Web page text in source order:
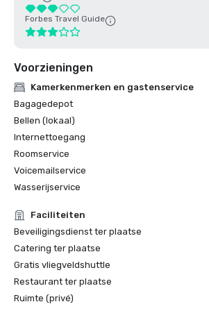
Forbes Travel Guide
Voorzieningen
Kamerkenmerken en gastenservice
Bagagedepot
Bellen (lokaal)
Internettoegang
Roomservice
Voicemailservice
Wasserijservice
Faciliteiten
Beveiligingsdienst ter plaatse
Catering ter plaatse
Gratis vliegveldshuttle
Restaurant ter plaatse
Ruimte (privé)